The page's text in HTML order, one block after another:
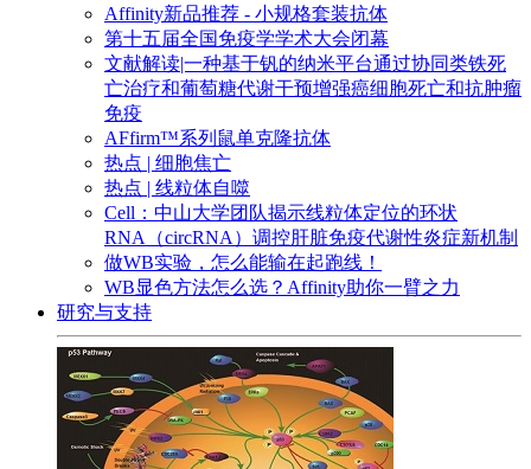
Affinity新品推荐 - 小规格套装抗体
第十五届全国免疫学学术大会闭幕
文献解读|一种基于钒的纳米平台通过协同类铁死
亡治疗和葡萄糖代谢干预增强癌细胞死亡和抗肿瘤
免疫
AFfirm™系列鼠单克隆抗体
热点 | 细胞焦亡
热点 | 线粒体自噬
Cell：中山大学团队揭示线粒体定位的环状
RNA（circRNA）调控肝脏免疫代谢性炎症新机制
做WB实验，怎么能输在起跑线！
WB显色方法怎么选？Affinity助你一臂之力
研究与支持